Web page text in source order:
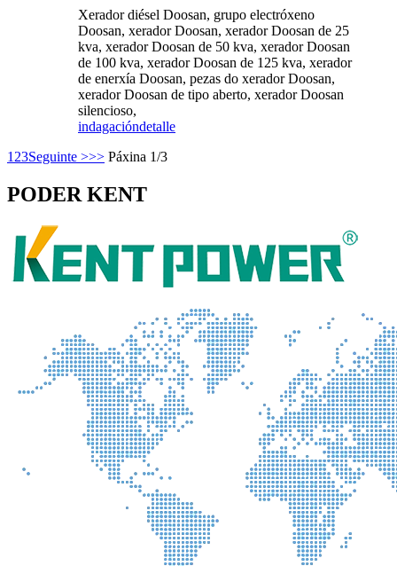
Xerador diésel Doosan, grupo electróxeno
Doosan, xerador Doosan, xerador Doosan de 25
kva, xerador Doosan de 50 kva, xerador Doosan
de 100 kva, xerador Doosan de 125 kva, xerador
de enerxía Doosan, pezas do xerador Doosan,
xerador Doosan de tipo aberto, xerador Doosan
silencioso,
indagacióndetalle
1 23Seguinte >>> Páxina 1/3
PODER KENT